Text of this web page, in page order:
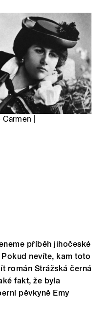
|
příběh jihočeské
nevíte, kam toto
román Strážská černá
fakt, že byla
pěvkyně Emy